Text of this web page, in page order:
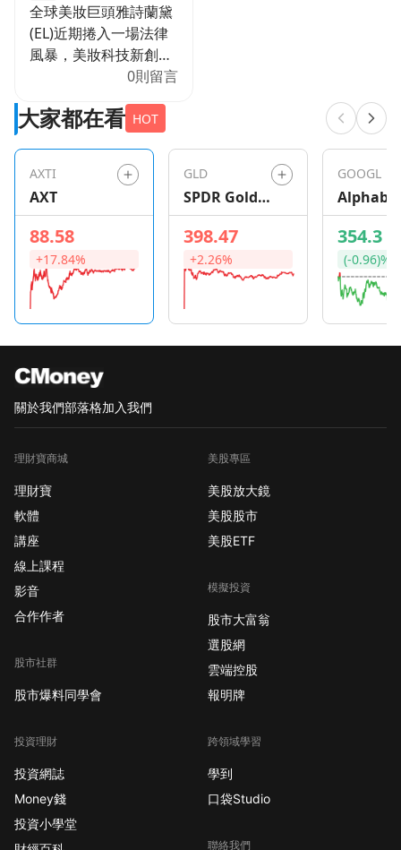
全球美妝巨頭雅詩蘭黛
(EL)近期捲入一場法律
風暴，美妝科技新創公
司 Nomi Beauty 正式
訟。Nomi Beauty 指控
對飯店通路的專有技術
與商業機密，並利用這
些技術將這家新創公司
逼入絕境，最終導致其
業務倒閉。 合作協議變
調涉嫌非法挪用專利技
術 根據訴訟文件內容指
出，雅詩蘭黛與 Nomi
議。在合作期間，
Nomi Beauty 分享了其
專有的分析方法，這項
「真正偏好」的產品，
而非僅止於口頭上的需
求。這原本是雙方深化
合作的基礎，卻成為本
次爭議的核心。 原告律
師團隊表示，雅詩蘭黛
在獲得關鍵技術後終止
了合約，隨後卻在中
西亞、英國和美國等市
Beauty 概念極為相似
畫。這項指控凸顯了大
型企業與新創公司合作
時，智慧財產權保護的
潛在風險。 利用爭議技
術獲利數十億美元並重
0則留言
大家都在看 HOT
AXTI
AXT
88.58
+17.84%
GLD
SPDR Gold
Shares
398.47
+2.26%
GOOGL
354.3
(-0.96)%
關於我們部落格加入我們
理財寶商城
理財寶
軟體
講座
線上課程
影音
合作作者
股市社群
股市爆料同學會
投資理財
投資網誌
Money錢
投資小學堂
美股專區
美股放大鏡
美股股市
美股ETF
模擬投資
股市大富翁
選股網
雲端控股
報明牌
跨領域學習
學到
口袋Studio
聯絡我們